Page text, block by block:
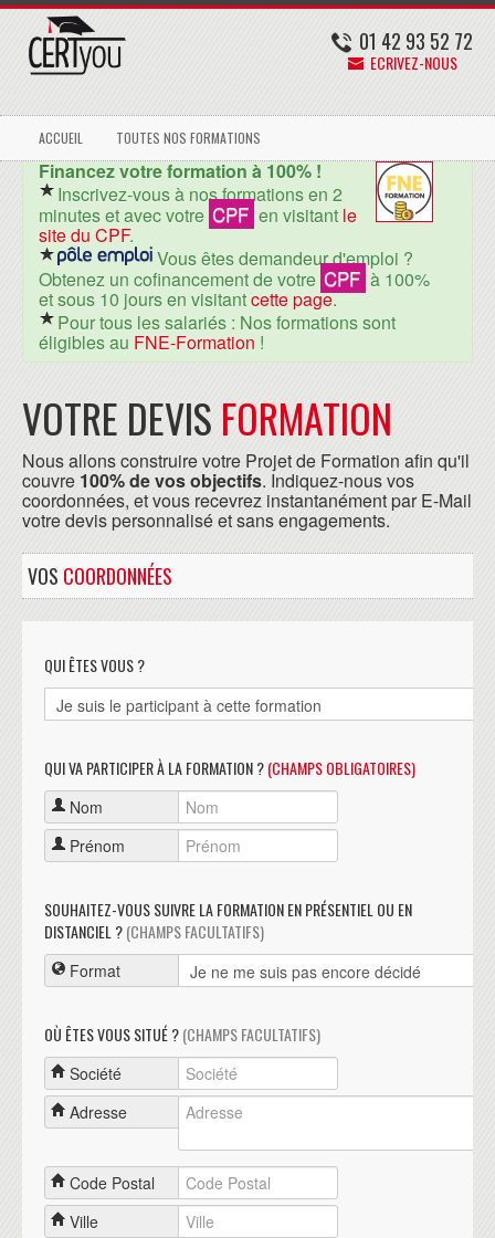
01 42 93 52 72
ECRIVEZ-NOUS
ACCUEIL TOUTES NOS FORMATIONS
Financez votre formation à 100% !
Inscrivez-vous à nos formations en 2
minutes et avec votre CPF en visitant le
site du CPF.
Vous êtes demandeur d'emploi ?
Obtenez un cofinancement de votre CPF à 100%
et sous 10 jours en visitantcette page.
Pour tous les salariés : Nos formations sont
éligibles au FNE-Formation !
VOTRE DEVIS FORMATION
Nous allons construire votre Projet de Formation afin qu'il
couvre 100% de vos objectifs. Indiquez-nous vos
coordonnées, et vous recevrez instantanément par E-Mail
votre devis personnalisé et sans engagements.
VOS COORDONNÉES
QUI ÊTES VOUS ?
QUI VA PARTICIPER À LA FORMATION ?(CHAMPS OBLIGATOIRES)
Nom
Prénom
SOUHAITEZ-VOUS SUIVRE LA FORMATION EN PRÉSENTIEL OU EN
DISTANCIEL ?(CHAMPS FACULTATIFS)
Format
OÙ ÊTES VOUS SITUÉ ?(CHAMPS FACULTATIFS)
Société
Adresse
Code Postal
Ville